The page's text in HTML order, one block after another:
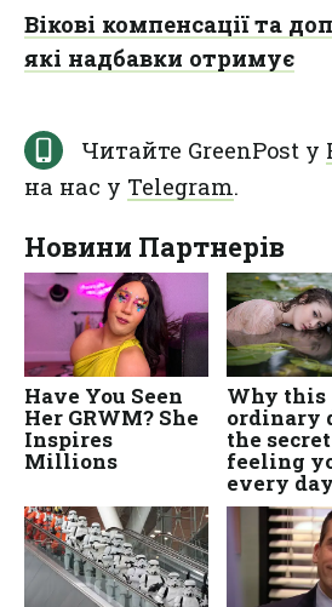
Вікові компенсації та
які надбавки отримує
Читайте GreenPost у
на нас у Telegram.